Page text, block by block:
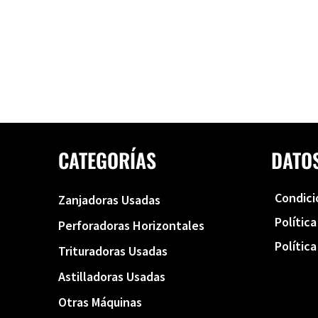
CATEGORÍAS
Zanjadoras Usadas
Perforadoras Horizontales
Trituradoras Usadas
Astilladoras Usadas
Otras Máquinas
Política